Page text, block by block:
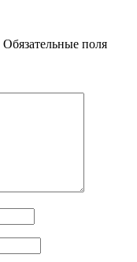
Обязательные поля